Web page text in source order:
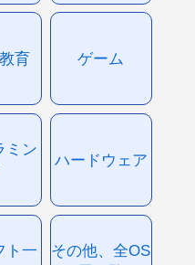
育 ゲーム
ミン
ハードウェア
ト一
その他、全OS